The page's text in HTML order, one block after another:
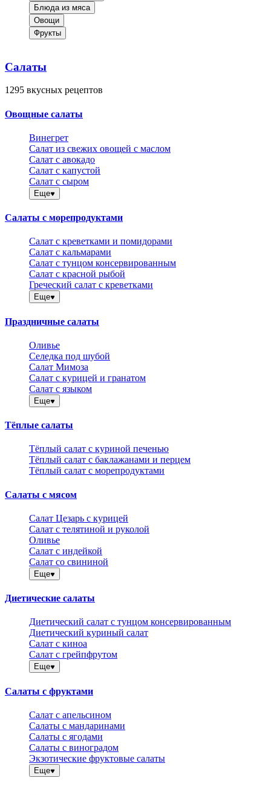
Блюда из мяса
Овощи
Фрукты
Салаты
1295 вкусных рецептов
Овощные салаты
Винегрет
Салат из свежих овощей с маслом
Салат с авокадо
Салат с капустой
Салат с сыром
Еще
Салаты с морепродуктами
Салат с креветками и помидорами
Салат с кальмарами
Салат с тунцом консервированным
Салат с красной рыбой
Греческий салат с креветками
Еще
Праздничные салаты
Оливье
Селедка под шубой
Салат Мимоза
Салат с курицей и гранатом
Салат с языком
Еще
Тёплые салаты
Тёплый салат с куриной печенью
Тёплый салат с баклажанами и перцем
Тёплый салат с морепродуктами
Салаты с мясом
Салат Цезарь с курицей
Салат с телятиной и руколой
Оливье
Салат с индейкой
Салат со свининой
Еще
Диетические салаты
Диетический салат с тунцом консервированным
Диетический куриный салат
Салат с киноа
Салат с грейпфрутом
Еще
Салаты с фруктами
Салат с апельсином
Салаты с мандаринами
Салаты с ягодами
Салаты с виноградом
Экзотические фруктовые салаты
Еще